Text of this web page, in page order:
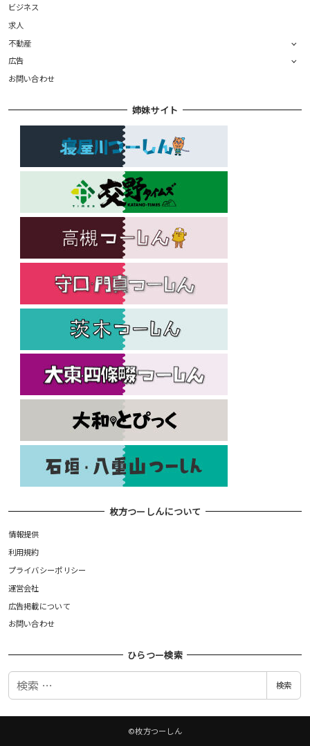
ビジネス
求人
不動産
広告
お問い合わせ
姉妹サイト
枚方つーしんについて
情報提供
利用規約
プライバシーポリシー
運営会社
広告掲載について
お問い合わせ
ひらつー検索
検
検索
©枚方つーしん